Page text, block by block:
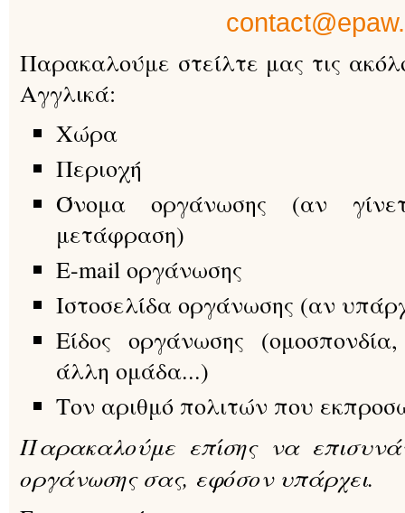
Παρακαλούμε στείλτε μας τις
Αγγλικά:
Χώρα
Περιοχή
Όνομα οργάνωσης (αν
μετάφραση)
E-mail οργάνωσης
Ιστοσελίδα οργάνωσης (αν
Είδος οργάνωσης
άλλη ομάδα...)
Τον αριθμό πολιτών που
Παρακαλούμε επίσης να
οργάνωσης σας, εφόσον υπάρχει.